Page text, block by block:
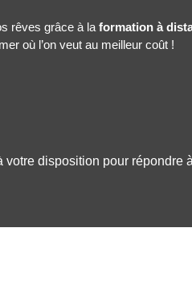
rêves grâce à la formation à
où l’on veut au meilleur coût !
votre disposition pour répondre